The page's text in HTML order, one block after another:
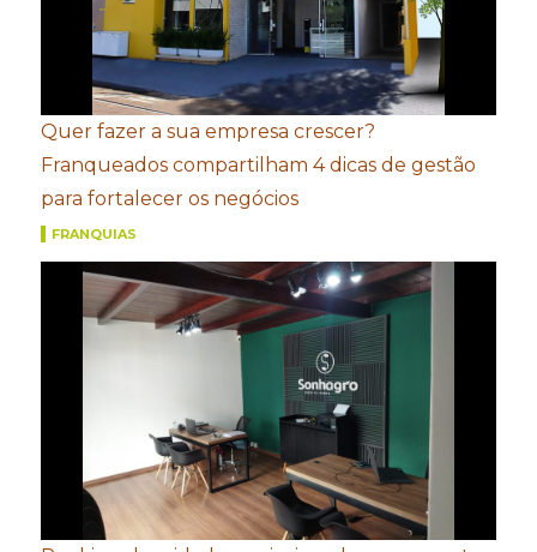
Quer fazer a sua empresa crescer?
Franqueados compartilham 4 dicas de gestão
para fortalecer os negócios
FRANQUIAS